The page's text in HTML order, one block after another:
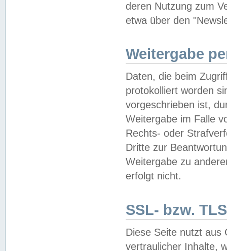
deren Nutzung zum
etwa über den
Weitergabe
Daten, die beim
protokolliert worden
vorgeschrieben ist,
Weitergabe im Falle
Rechts- oder
Dritte zur
Weitergabe zu
erfolgt nicht.
SSL- bzw.
Diese Seite nutzt aus
vertraulicher Inhalte,